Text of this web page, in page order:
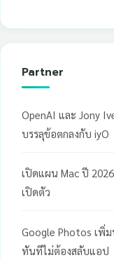
Partner
OpenAI และ Jony
บรรลุข้อตกลงกับ iyO
เปิดแผน Mac ปี
เปิดตัว
Google Photos เพิ่
ทันทีไม่ต้องสลับแอป